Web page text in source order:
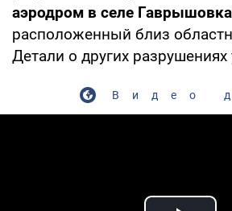
аэродром в селе Гаврышовка
расположенный близ
Детали о других разрушениях
Видео